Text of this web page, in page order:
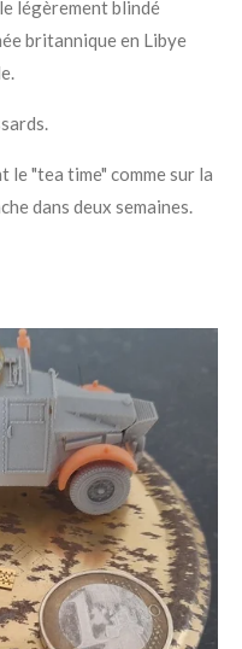
légèrement blindé
britannique en Libye
le "tea time" comme sur la
dans deux semaines.